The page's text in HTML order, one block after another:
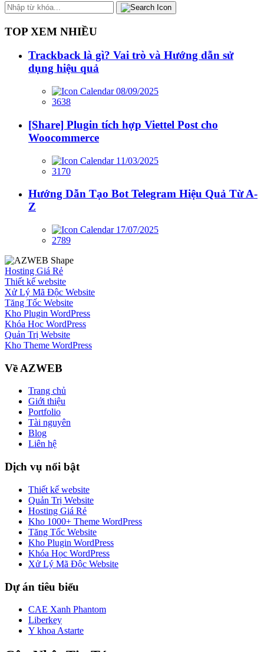
TOP XEM NHIỀU
Trackback là gì? Vai trò và Hướng dẫn sử
dụng hiệu quả
08/09/2025
3638
[Share] Plugin tích hợp Viettel Post cho
Woocommerce
11/03/2025
3170
Hướng Dẫn Tạo Bot Telegram Hiệu Quả Từ A-
Z
17/07/2025
2789
Hosting Giá Rẻ
Thiết kế website
Xử Lý Mã Độc Website
Tăng Tốc Website
Kho Plugin WordPress
Khóa Học WordPress
Quản Trị Website
Kho Theme WordPress
Về AZWEB
Trang chủ
Giới thiệu
Portfolio
Tài nguyên
Blog
Liên hệ
Dịch vụ nổi bật
Thiết kế website
Quản Trị Website
Hosting Giá Rẻ
Kho 1000+ Theme WordPress
Tăng Tốc Website
Kho Plugin WordPress
Khóa Học WordPress
Xử Lý Mã Độc Website
Dự án tiêu biểu
CAE Xanh Phantom
Liberkey
Y khoa Astarte